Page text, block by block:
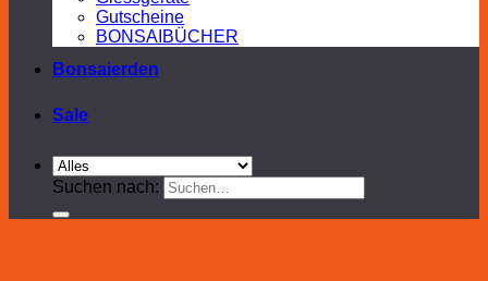
Gutscheine
BONSAIBÜCHER
Bonsaierden
Sale
Suchen nach: